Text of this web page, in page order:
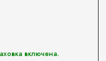
включена.